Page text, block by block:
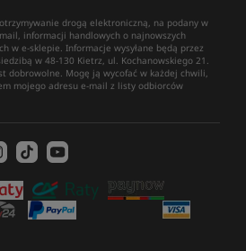
drogą elektroniczną, na podany w
informacji handlowych o najnowszych
w e-sklepie. Informacje wysyłane będą przez
w 48-130 Kietrz, ul. Kochanowskiego 21.
dobrowolne. Mogę ją wycofać w każdej chwili,
mojego adresu e-mail z listy odbiorców